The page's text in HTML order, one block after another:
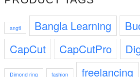
angti Bangla Learning
CapCut
CapCutPro
Dimond ring fashion freelancing